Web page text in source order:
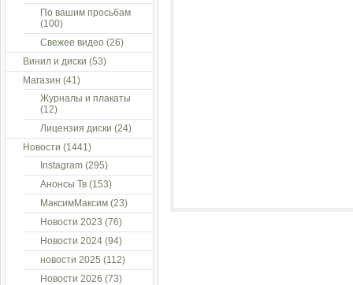
По вашим просьбам
(100)
Свежее видео (26)
Винил и диски (53)
Магазин (41)
Журналы и плакаты
(12)
Лицензия диски (24)
Новости (1441)
Instagram (295)
Анонсы Тв (153)
МаксимМаксим (23)
Новости 2023 (76)
Новости 2024 (94)
новости 2025 (112)
Новости 2026 (73)